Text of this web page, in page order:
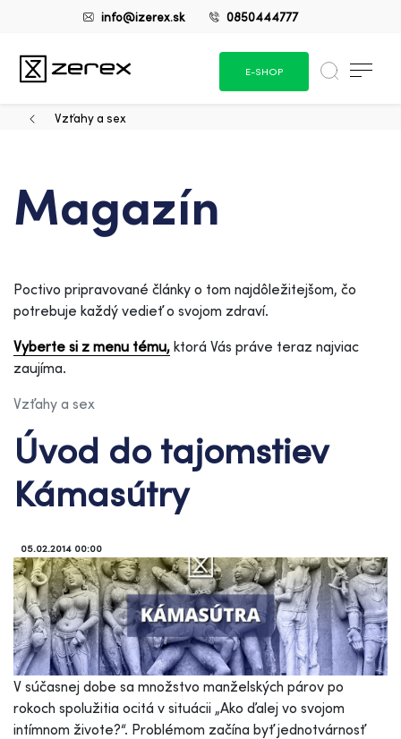
info@izerex.sk 0850444777
E-SHOP
Vzťahy a sex
Magazín
Poctivo pripravované články o tom najdôležitejšom, čo
potrebuje každý vedieť o svojom zdraví.
Vyberte si z menu tému, ktorá Vás práve teraz najviac
zaujíma.
Vzťahy a sex
Úvod do tajomstiev
Kámasútry
05.02.2014 00:00
V súčasnej dobe sa množstvo manželských párov po
rokoch spolužitia ocitá v situácii „Ako ďalej vo svojom
intímnom živote?“. Problémom začína byť jednotvárnosť